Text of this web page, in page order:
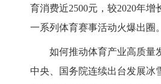
育消费近2500元，较2020年增
一系列体育赛事活动火爆出圈。
如何推动体育产业高质量
中央、国务院连续出台发展冰